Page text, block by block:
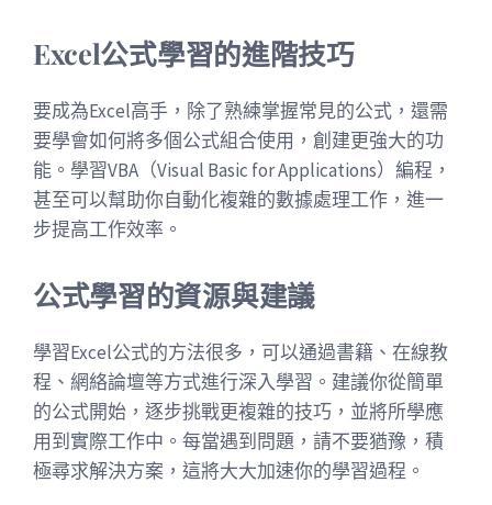
Excel公式學習的進階技巧
要成為Excel高手，除了熟練掌握常見的公式，還需
要學會如何將多個公式組合使用，創建更強大的功
能。學習VBA（Visual Basic for Applications）編程，
甚至可以幫助你自動化複雜的數據處理工作，進一
步提高工作效率。
公式學習的資源與建議
學習Excel公式的方法很多，可以通過書籍、在線教
程、網絡論壇等方式進行深入學習。建議你從簡單
的公式開始，逐步挑戰更複雜的技巧，並將所學應
用到實際工作中。每當遇到問題，請不要猶豫，積
極尋求解決方案，這將大大加速你的學習過程。